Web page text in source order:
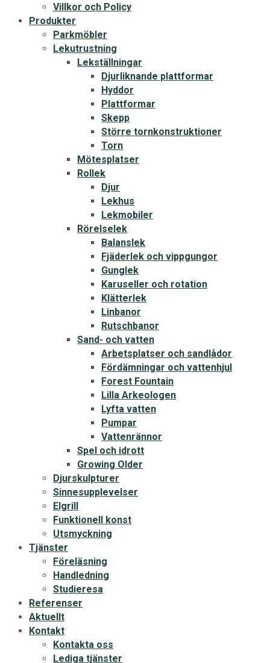
Villkor och Policy
Produkter
Parkmöbler
Lekutrustning
Lekställningar
Djurliknande plattformar
Hyddor
Plattformar
Skepp
Större tornkonstruktioner
Torn
Mötesplatser
Rollek
Djur
Lekhus
Lekmobiler
Rörelselek
Balanslek
Fjäderlek och vippgungor
Gunglek
Karuseller och rotation
Klätterlek
Linbanor
Rutschbanor
Sand- och vatten
Arbetsplatser och sandlådor
Fördämningar och vattenhjul
Forest Fountain
Lilla Arkeologen
Lyfta vatten
Pumpar
Vattenrännor
Spel och idrott
Growing Older
Djurskulpturer
Sinnesupplevelser
Elgrill
Funktionell konst
Utsmyckning
Tjänster
Föreläsning
Handledning
Studieresa
Referenser
Aktuellt
Kontakt
Kontakta oss
Lediga tjänster